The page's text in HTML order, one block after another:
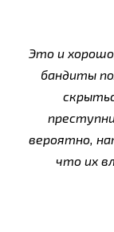
Это и
бандиты
вероятно,
что их